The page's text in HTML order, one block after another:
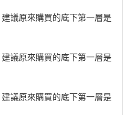
議原來購買的底下第一層是
議原來購買的底下第一層是
議原來購買的底下第一層是